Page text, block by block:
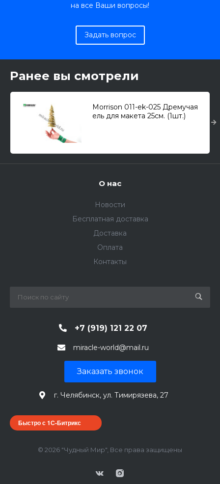
на все Ваши вопросы!
Задать вопрос
Ранее вы смотрели
Morrison 011-ek-025 Дремучая
ель для макета 25см. (1шт.)
О нас
Новости
Бесплатная доставка
Доставка
Оплата
Контакты
+7 (919) 121 22 07
miracle-world@mail.ru
Заказать звонок
г. Челябинск, ул. Тимирязева, 27
Быстро с 1С-Битрикс
© 2026 "Чудный Мир", Все права защищены